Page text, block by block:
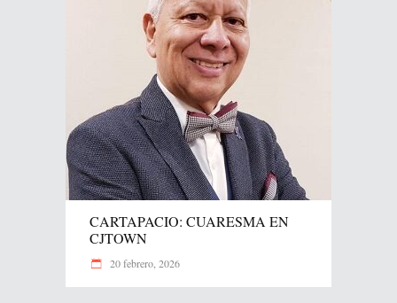
CARTAPACIO: CUARESMA EN
CJTOWN
20 febrero, 2026